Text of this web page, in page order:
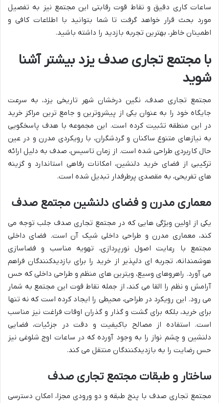
ساعات کاری دقیق و نقاط قوت رقابتی این مجتمع نیز به تفصیل
مورد بحث قرار خواهد گرفت تا شما بتوانید با اطلاعات کافی و
اطمینان خاطر، بهترین تجربه بازدید را داشته باشید.
با مجتمع تجاری صدف یزد بیشتر آشنا
شوید
مجتمع تجاری صدف، نگین درخشان شهر تاریخی یزد، به سرعت
جایگاه خود را به عنوان یکی از پیشروترین و جامع ترین مراکز خرید
در این منطقه تثبیت کرده است. این مجموعه با هدف پاسخگویی
به نیازهای متنوع ساکنان و گردشگران، با رویکردی مدرن و در عین
حال کاربردی طراحی شده است. از زمان تاسیس، صدف به دلیل ارائه
ترکیبی از فضای خرید دلنشین، امکانات رفاهی استاندارد و گزینه
های تفریحی، به مقصدی پرطرفدار تبدیل شده است.
معماری مدرن و فضای دلنشین مجتمع صدف
یکی از اولین ویژگی هایی که در مجتمع تجاری صدف جلب توجه می
کند، معماری مدرن و طراحی داخلی شیک آن است. فضای داخلی
مجتمع با رعایت اصول نورپردازی، تهویه مناسب و فضاسازی
هوشمندانه، تجربه ای دلپذیر از خرید را برای بازدیدکنندگان فراهم
می آورد. راهروهای وسیع، ویترین های منظم و طراحی داخلی که حس
آرامش و نظم را القا می کند، از جمله نقاط قوت این مجتمع به شمار
می رود. این رویکرد در طراحی، محیطی را ایجاد کرده است که نه تنها
برای خرید، بلکه برای گشت و گذار و گذران اوقات فراغت نیز مناسب
است. استفاده از مصالح باکیفیت و دقت در جزئیات، فضایی
دلنشین و چشم نواز را به وجود آورده که در ساعات اوج شلوغی نیز
حس رضایت را به بازدیدکنندگان منتقل می کند.
ساختار و طبقات مجتمع تجاری صدف
مجتمع تجاری صدف با پنج طبقه و دو ورودی مجزا، امکان دسترسی